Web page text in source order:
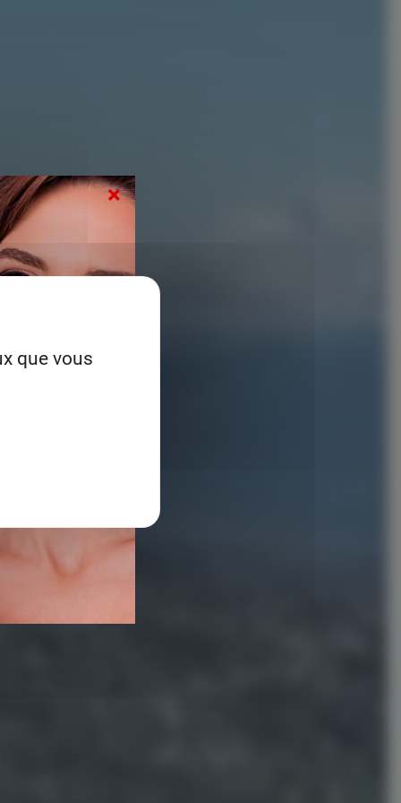
×
que vous